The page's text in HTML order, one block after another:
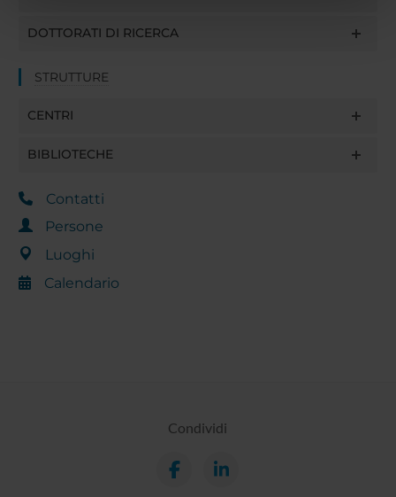
raccolto dal tuo utilizzo dei loro servizi.
DOTTORATI DI RICERCA
STRUTTURE
CENTRI
BIBLIOTECHE
Contatti
Persone
Luoghi
Calendario
Condividi